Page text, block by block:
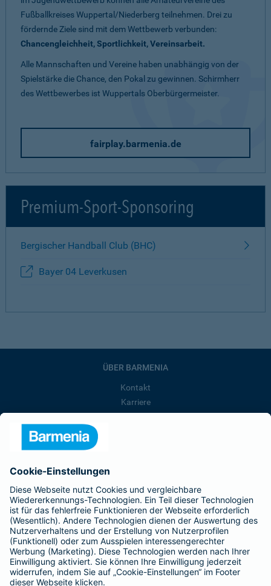
Fußballkreises Wuppertal/Niederberg teilnehmen. Drei zu
fördernde Ziele sind mit dem Wettbewerb verbunden:
Chancengleichheit,Sportlichkeit,Vereinsarbeit.
Alle Mannschaften und Vereine haben unabhängig von der
Spielstärke die Chance, den Pokal zu gewinnen. Schirmherr
des Wettbewerbes ist Wuppertals Oberbürgermeister.
fairplay.barmenia.de
Premium-Sport-Sponsoring
Bergischer Handball Club (BHC)
Bayer 04 Leverkusen
ÜBER BARMENIA
Kontakt
Karriere
Barmenia ist Teil der BarmeniaGothaer
BELIEBTE SEITEN
Kranken-Zusatzversicherung
Tierversicherungen
Haftpflichtversicherung
Hausratversicherung